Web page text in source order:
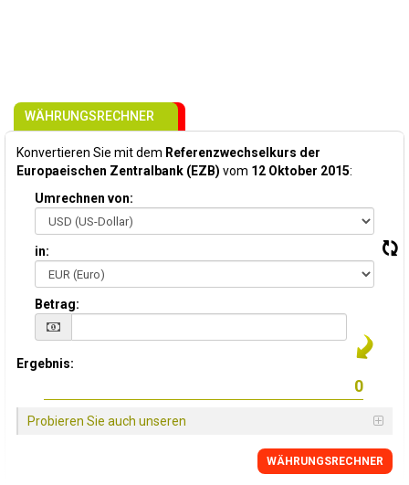
WÄHRUNGSRECHNER
Konvertieren Sie mit dem Referenzwechselkurs der
Europaeischen Zentralbank (EZB) vom 12 Oktober 2015:
Umrechnen von:
in:
Betrag:
Ergebnis:
Probieren Sie auch unseren
WÄHRUNGSRECHNER